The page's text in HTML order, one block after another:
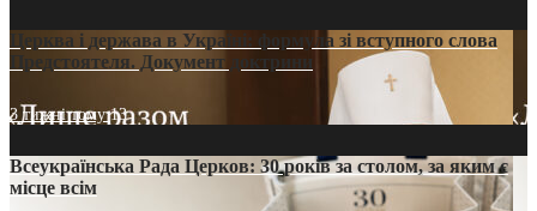
Церква і держава в Україні: формула зі вступного слова
Предстоятеля. Документ доктрини
3 тижні тому13
Всеукраїнська Рада Церков: 30 років за столом, за яким є
місце всім